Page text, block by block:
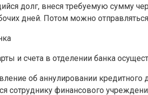
долг, внеся требуемую сумму
дней. Потом можно
и счета в отделении банка
об аннулировании кредитного
сотруднику финансового